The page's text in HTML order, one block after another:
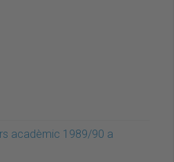
acadèmic 1989/90 a